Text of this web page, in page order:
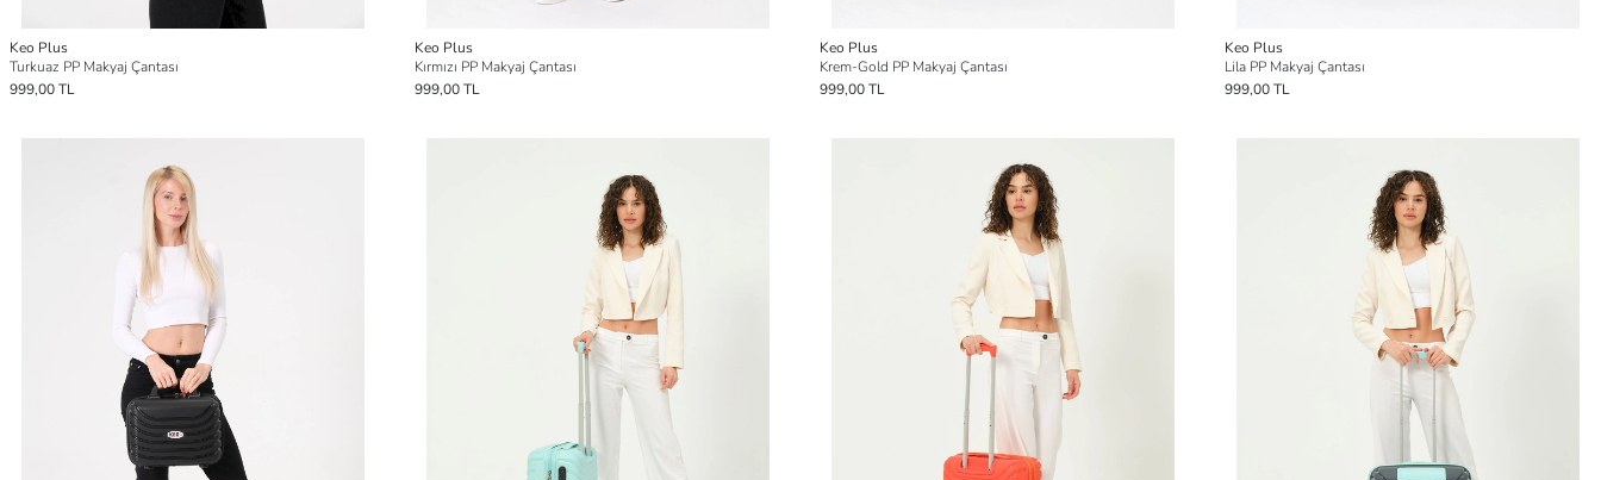
Keo Plus
Turkuaz PP Makyaj Çantası
999,00 TL
Keo Plus
Kırmızı PP Makyaj Çantası
999,00 TL
Keo Plus
Krem-Gold PP Makyaj Çantası
999,00 TL
Keo Plus
Lila PP Makyaj Çantası
999,00 TL